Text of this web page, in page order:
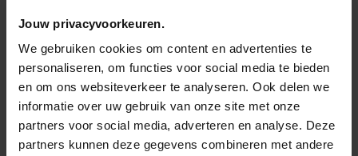
Jouw privacyvoorkeuren.
We gebruiken cookies om content en advertenties te
personaliseren, om functies voor social media te bieden
en om ons websiteverkeer te analyseren. Ook delen we
informatie over uw gebruik van onze site met onze
partners voor social media, adverteren en analyse. Deze
partners kunnen deze gegevens combineren met andere